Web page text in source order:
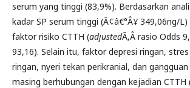
serum yang tinggi (83,9%). Berdasarkan
kadar SP serum tinggi (Ã¢â€°Â¥ 349,06ng/
faktor risiko CTTH (adjustedÃ‚Â rasio Odds
93,16). Selain itu, faktor depresi ringan,
ringan, nyeri tekan perikranial, dan
masing berhubungan dengan kejadian CTTH